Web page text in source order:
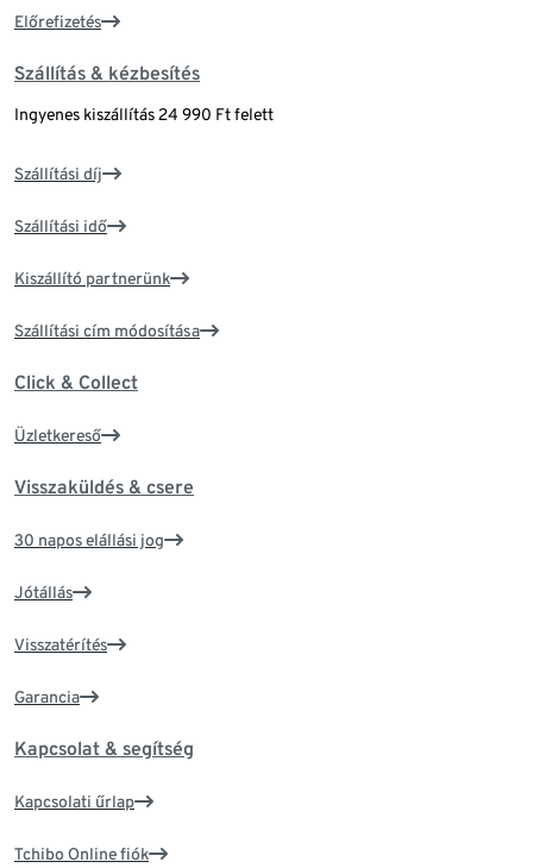
Előrefizetés
Szállítás & kézbesítés
Ingyenes kiszállítás 24 990 Ft felett
Szállítási díj
Szállítási idő
Kiszállító partnerünk
Szállítási cím módosítása
Click & Collect
Üzletkereső
Visszaküldés & csere
30 napos elállási jog
Jótállás
Visszatérítés
Garancia
Kapcsolat & segítség
Kapcsolati űrlap
Tchibo Online fiók